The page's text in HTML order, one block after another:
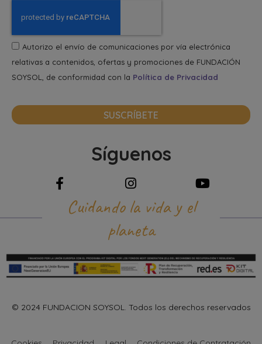
Autorizo el envío de comunicaciones por vía electrónica
relativas a contenidos, ofertas y promociones de FUNDACIÓN
SOYSOL, de conformidad con la Política de Privacidad
SUSCRÍBETE
Síguenos
Cuidando la vida y el
planeta
© 2024 FUNDACION SOYSOL. Todos los derechos reservados